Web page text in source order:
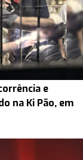
e
na Ki Pão, em